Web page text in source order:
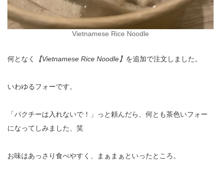
Vietnamese Rice Noodle
何となく 【Vietnamese Rice Noodle】 を追加で注文しました。
いわゆるフォーです。
「パクチーは入れないで！」っと頼んだら、何とも茶色いフォー
になってしみました、笑
お味はあっさり食べやすく、まぁまぁといったところ。